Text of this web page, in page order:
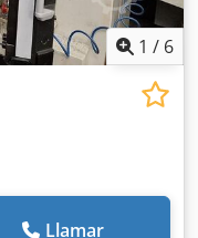
1 / 6
Llamar